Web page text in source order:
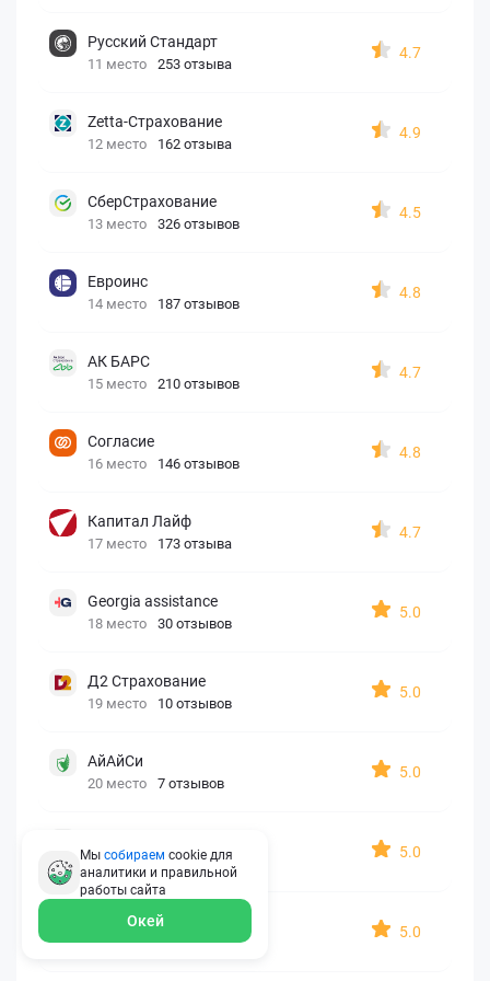
Русский Стандарт
11 место 253 отзыва
4.7
Zetta-Страхование
12 место 162 отзыва
4.9
СберСтрахование
13 место 326 отзывов
4.5
Евроинс
14 место 187 отзывов
4.8
АК БАРС
15 место 210 отзывов
4.7
Согласие
16 место 146 отзывов
4.8
Капитал Лайф
17 место 173 отзыва
4.7
Georgia assistance
18 место 30 отзывов
5.0
Д2 Страхование
19 место 10 отзывов
5.0
АйАйСи
20 место 7 отзывов
5.0
21 место 6 отзывов
5.0
ERGO AXA
22 место 2 отзыва
5.0
Мы собираем cookie для
аналитики и правильной
работы сайта
Окей